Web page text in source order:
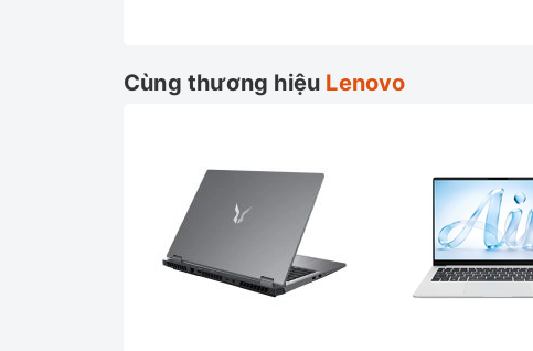
Cùng thương hiệu Lenovo